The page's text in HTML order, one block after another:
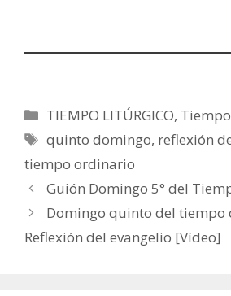
Categorías
TIEMPO LITÚRGICO,
Etiquetas
quinto domingo, reflexión
tiempo ordinario
Guión Domingo 5° del
Domingo quinto del tiempo
Reflexión del evangelio [Vídeo]